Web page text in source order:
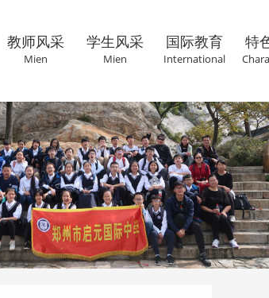
教师风采
Mien
学生风采
Mien
国际教育
International
特